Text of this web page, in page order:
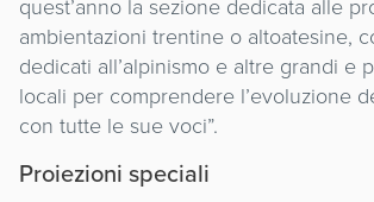
quest’anno la sezione dedicata alle
ambientazioni trentine o altoatesine,
dedicati all’alpinismo e altre grandi e
locali per comprendere l’evoluzione
con tutte le sue voci”.
Proiezioni speciali